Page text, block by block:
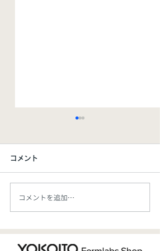
【新製品】Formlabs 大
コメント
コメントを追加…